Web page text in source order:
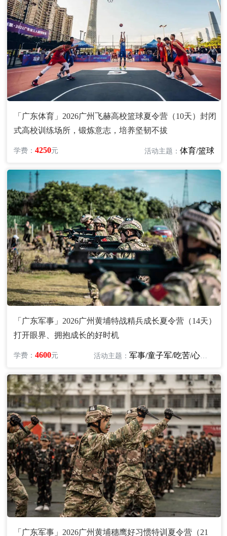
「广东体育」2026广州飞赫高校篮球夏令营（10天）封闭
式高校训练场所，锻炼意志，培养坚韧不拔
学费：4250元 活动主题： 体育/篮球
「广东军事」2026广州黄埔特战精兵成长夏令营（14天）
打开眼界、拥抱成长的好时机
学费：4600元 活动主题：军事/童子军/吃苦/心智/励志
「广东军事」2026广州黄埔穗鹰好习惯特训夏令营（21